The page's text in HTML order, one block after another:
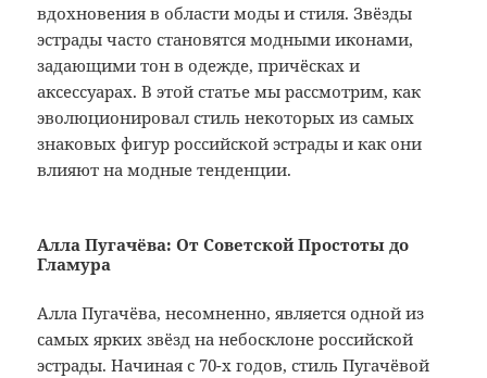
вдохновения в области моды и стиля. Звёзды
эстрады часто становятся модными иконами,
задающими тон в одежде, причёсках и
аксессуарах. В этой статье мы рассмотрим, как
эволюционировал стиль некоторых из самых
знаковых фигур российской эстрады и как они
влияют на модные тенденции.
Алла Пугачёва: От Советской Простоты до
Гламура
Алла Пугачёва, несомненно, является одной из
самых ярких звёзд на небосклоне российской
эстрады. Начиная с 70-х годов, стиль Пугачёвой